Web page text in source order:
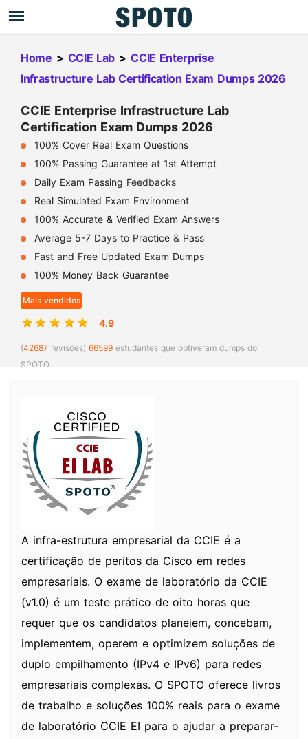
Home > CCIE Lab > CCIE Enterprise
Infrastructure Lab Certification Exam Dumps 2026
CCIE Enterprise Infrastructure Lab
Certification Exam Dumps 2026
100% Cover Real Exam Questions
100% Passing Guarantee at 1st Attempt
Daily Exam Passing Feedbacks
Real Simulated Exam Environment
100% Accurate & Verified Exam Answers
Average 5-7 Days to Practice & Pass
Fast and Free Updated Exam Dumps
100% Money Back Guarantee
Mais vendidos
4.9
(42687 revisões) 66599 estudantes que obtiveram dumps do
SPOTO
A infra-estrutura empresarial da CCIE é a
certificação de peritos da Cisco em redes
empresariais. O exame de laboratório da CCIE
(v1.0) é um teste prático de oito horas que
requer que os candidatos planeiem, concebam,
implementem, operem e optimizem soluções de
duplo empilhamento (IPv4 e IPv6) para redes
empresariais complexas. O SPOTO oferece livros
de trabalho e soluções 100% reais para o exame
de laboratório CCIE EI para o ajudar a preparar-